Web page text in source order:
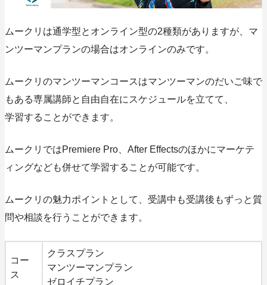
ムークリは通学型とオンライン型の2種類がありますが、マ
ンツーマンプランの場合はオンラインのみです。
ムークリのマンツーマンコースはマンツーマンのだいご味で
もある専属講師と自由自在にスケジュールを立てて、
学習することができます。
ムークリではPremiere Pro、After Effectsのほかにマーケテ
ィングなども併せて学習することが可能です。
ムークリの魅力ポイントとして、受講中も受講後もずっと質
問や相談を行うことができます。
コー
ス
クラスプラン
マンツーマンプラン
ゼロイチプラン